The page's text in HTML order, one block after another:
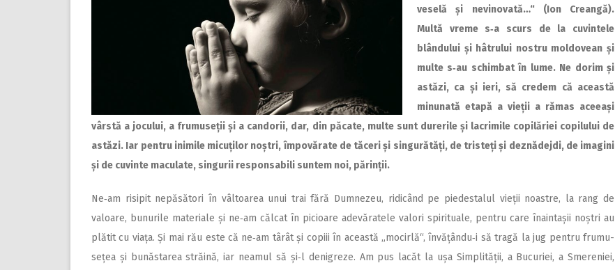
veselă și nevinovată…“ (Ion Creangă).
Multă vreme s‑a scurs de la cuvintele
blândului și hâtrului nostru moldovean și
multe s‑au schimbat în lume. Ne dorim și
astăzi, ca și ieri, să credem că această
minunată etapă a vieții a rămas aceeași
vârstă a jocului, a frumuseții și a candorii, dar, din păcate, multe sunt durerile și lacrimile copilăriei copilului de
astăzi. Iar pentru inimile micuților noștri, împovărate de tăceri și singurătăți, de tristeți și deznădejdi, de imagini
și de cuvinte maculate, singurii responsabili suntem noi, părinții.
Ne‑am risipit nepăsători în vâltoarea unui trai fără Dumnezeu, ridicând pe piedestalul vieții noastre, la rang de
valoare, bunurile materiale și ne‑am călcat în picioare adevăratele valori spirituale, pentru care înaintașii noștri au
plătit cu viața. Și mai rău este că ne‑am târât și copiii în această „mocirlă“, învățându‑i să tragă la jug pentru frumu­
sețea și bunăstarea străină, iar neamul ­să și‑l denigreze. Am pus lacăt la ușa Sim­pli­tății, a Bucu­riei, a Smereniei,